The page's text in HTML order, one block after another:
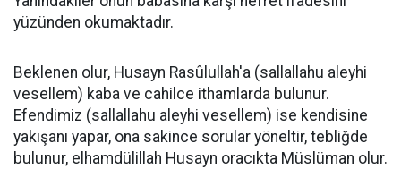
yüzünden okumaktadır.
Beklenen olur, Husayn Rasûlullah'a (sallallahu aleyhi
vesellem) kaba ve cahilce ithamlarda bulunur.
Efendimiz (sallallahu aleyhi vesellem) ise kendisine
yakışanı yapar, ona sakince sorular yöneltir, tebliğde
bulunur, elhamdülillah Husayn oracıkta Müslüman olur.